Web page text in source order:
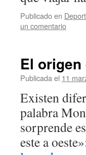
Publicado en
un comentario
El
Publicada el 11
Existen
palabra
sorprende
este a